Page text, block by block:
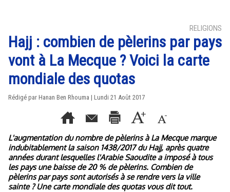
RELIGIONS
Hajj : combien de pèlerins par pays
vont à La Mecque ? Voici la carte
mondiale des quotas
Rédigé par Hanan Ben Rhouma | Lundi 21 Août 2017
L'augmentation du nombre de pèlerins à La Mecque marque
indubitablement la saison 1438/2017 du Hajj, après quatre
années durant lesquelles l'Arabie Saoudite a imposé à tous
les pays une baisse de 20 % de pèlerins. Combien de
pèlerins par pays sont autorisés à se rendre vers la ville
sainte ? Une carte mondiale des quotas vous dit tout.